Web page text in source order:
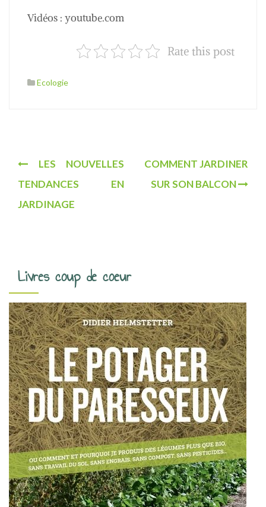
Vidéos : youtube.com
Rate this post
Ecologie
N
t
i
o
n
d
e
s
a
r
LES NOUVELLES
TENDANCES EN
JARDINAGE
COMMENT JARDINER
SUR SON BALCON
Livres coup de coeur